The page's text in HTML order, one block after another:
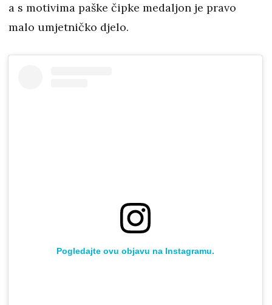
a s motivima paške čipke medaljon je pravo
malo umjetničko djelo.
Pogledajte ovu objavu na Instagramu.